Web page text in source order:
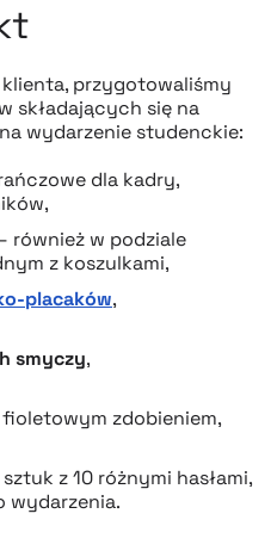
przygotowaliśmy
składających się na
wydarzenie studenckie:
dla kadry,
również w podziale
z koszulkami,
placaków,
smyczy,
fioletowym zdobieniem,
z 10 różnymi hasłami,
wydarzenia.